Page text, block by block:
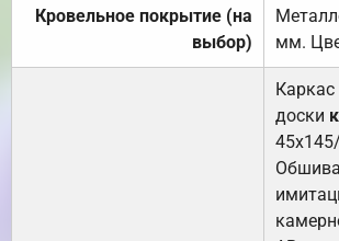
Кровельное покрытие (на
выбор)
мм.
Каркас
доски